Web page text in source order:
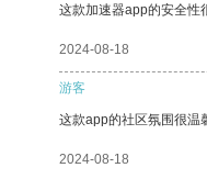
这款加速器app的安全性
2024-08-18
游客
这款app的社区氛围很温
2024-08-18